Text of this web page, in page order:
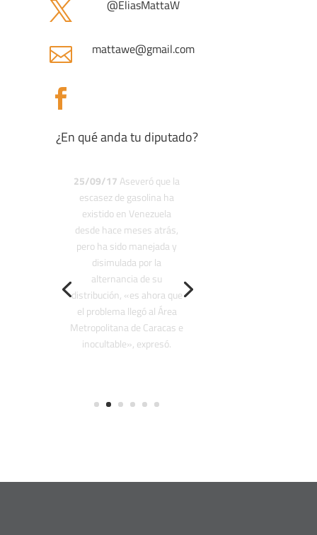
 @EliasMattaW
 mattawe@gmail.com

¿En qué anda tu diputado?
29/08/17 «Que triste ver
a mi país con semejante
inflación proyectada de
1.133,8% para finales del
2017 y Maduro como si no
fuera con él”, expresó
mediante su cuenta de